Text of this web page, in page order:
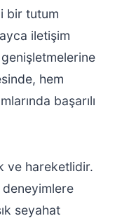
bir tutum
iletişim
hem
başarılı
ve hareketlidir.
seyahat